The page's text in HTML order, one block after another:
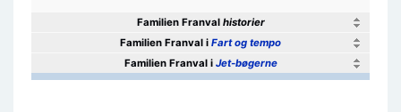
Familien Franval historier
Familien Franval i Fart og tempo
Familien Franval i Jet-bøgerne